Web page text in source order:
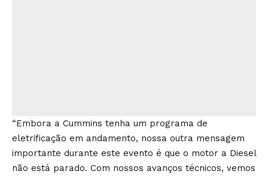
“Embora a Cummins tenha um programa de
eletrificação em andamento, nossa outra mensagem
importante durante este evento é que o motor a Diesel
não está parado. Com nossos avanços técnicos, vemos